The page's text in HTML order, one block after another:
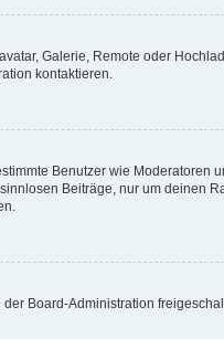
Galerie, Remote oder
kontaktieren.
Benutzer wie Moderatoren
Beiträge, nur um deinen
Board-Administration